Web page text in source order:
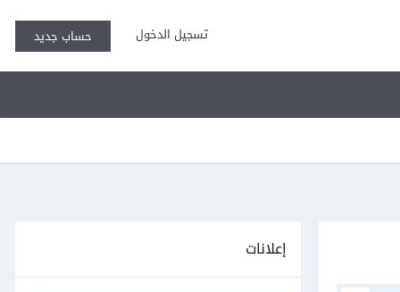
تسجيل الدخول حساب جديد
إعلانات